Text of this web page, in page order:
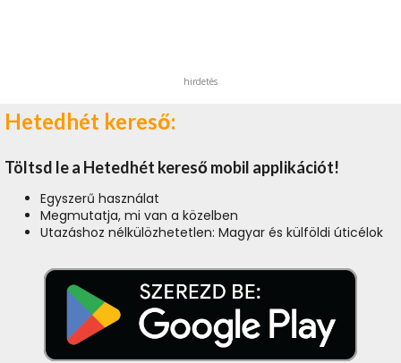
hirdetés
Hetedhét kereső:
Töltsd le a Hetedhét kereső mobil applikációt!
Egyszerű használat
Megmutatja, mi van a közelben
Utazáshoz nélkülözhetetlen: Magyar és külföldi úticélok